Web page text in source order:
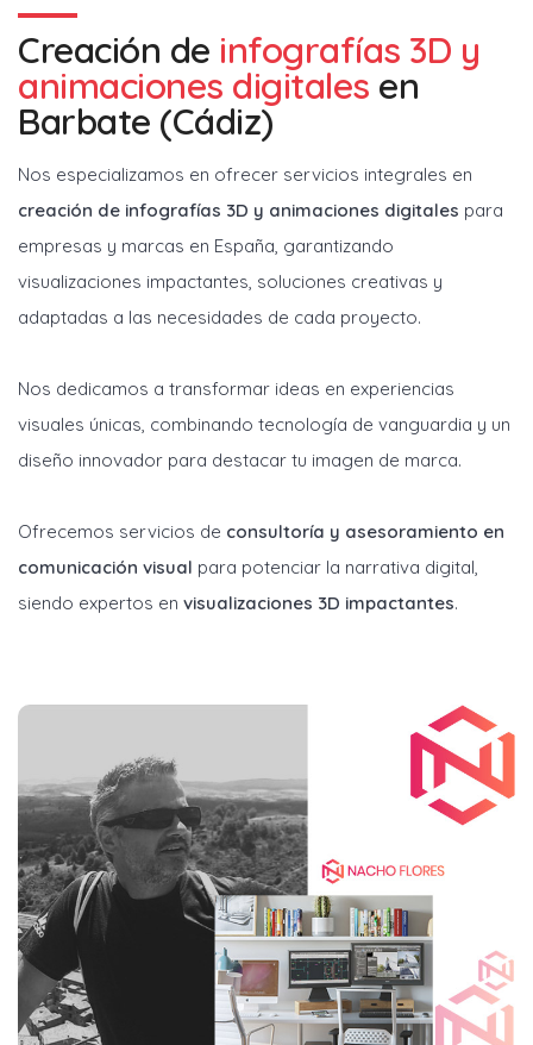
Creación de infografías 3D y
animaciones digitales en
Barbate (Cádiz)
Nos especializamos en ofrecer servicios integrales en
creación de infografías 3D y animaciones digitales para
empresas y marcas en España, garantizando
visualizaciones impactantes, soluciones creativas y
adaptadas a las necesidades de cada proyecto.
Nos dedicamos a transformar ideas en experiencias
visuales únicas, combinando tecnología de vanguardia y un
diseño innovador para destacar tu imagen de marca.
Ofrecemos servicios de consultoría y asesoramiento en
comunicación visual para potenciar la narrativa digital,
siendo expertos en visualizaciones 3D impactantes.